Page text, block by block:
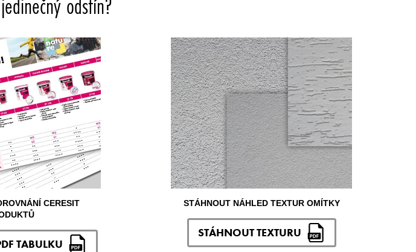
CERESIT
TABULKU
STÁHNOUT NÁHLED TEXTUR OMÍTKY
STÁHNOUT TEXTURU